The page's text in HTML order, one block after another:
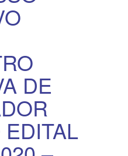
DE